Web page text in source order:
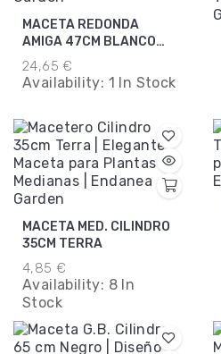
MACETA REDONDA
AMIGA 47CM BLANCO
SEDOSO
24,65 €
Availability: 1 In Stock
MACETA MED. CILINDRO
35CM TERRA
4,85 €
Availability: 8 In
Stock